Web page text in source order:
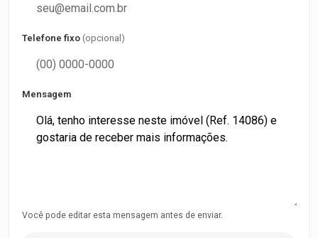
Telefone fixo (opcional)
Mensagem
Você pode editar esta mensagem antes de enviar.